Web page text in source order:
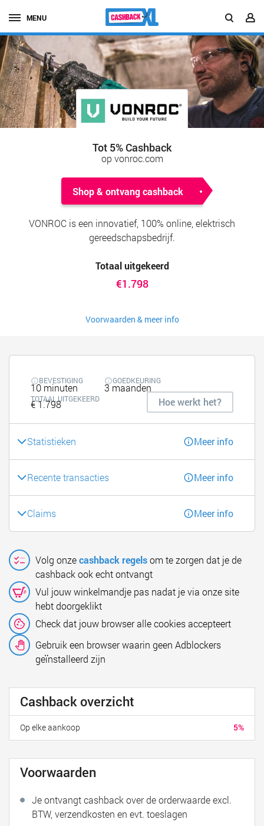
MENU
Tot 5% Cashback
op vonroc.com
Shop & ontvang cashback
VONROC is een innovatief, 100% online, elektrisch
gereedschapsbedrijf.
Totaal uitgekeerd
€1.798
Voorwaarden & meer info
BEVESTIGING
10 minuten
GOEDKEURING
3 maanden
TOTAAL UITGEKEERD
€ 1.798 Hoe werkt het?
Statistieken Meer info
Recente transacties Meer info
Claims Meer info
Volg onzecashback regelsom te zorgen dat je de
cashback ook echt ontvangt
Vul jouw winkelmandje pas nadat je via onze site
hebt doorgeklikt
Check dat jouw browser alle cookies accepteert
Gebruik een browser waarin geen Adblockers
geïnstalleerd zijn
Cashback overzicht
5%
Op elke aankoop
Voorwaarden
Je ontvangt cashback over de orderwaarde excl.
BTW, verzendkosten en evt. toeslagen